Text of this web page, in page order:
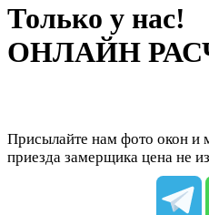
Только у нас!
ОНЛАЙН
Присылайте нам фото окон и
приезда замерщика цена не